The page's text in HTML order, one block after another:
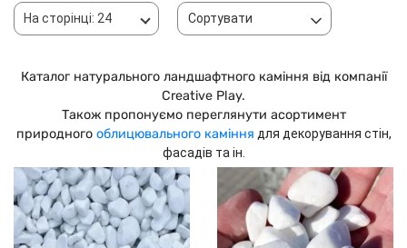
На сторінці: 24 Сортувати
Каталог натурального ландшафтного каміння від компанії
Creative Play.
Також пропонуємо переглянути асортимент
природного облицювального каміння для декорування стін,
фасадів та ін.